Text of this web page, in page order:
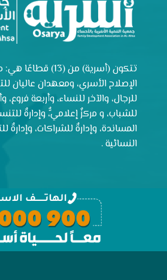
تتكون (أسرية) من
الإصلاح الأسري، ومعهدان عاليان
للرجال، والآخر للنساء، وأربعة فروع،
للشباب، و مركزٌ إعلاميٌّ، وإدارةٌ
المساندة، وإدارةٌ للشراكات، وإدارةٌ
النسائية .